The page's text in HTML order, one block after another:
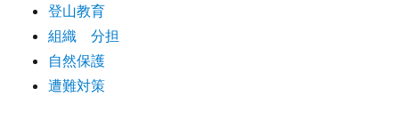
登山教育
組織 分担
自然保護
遭難対策